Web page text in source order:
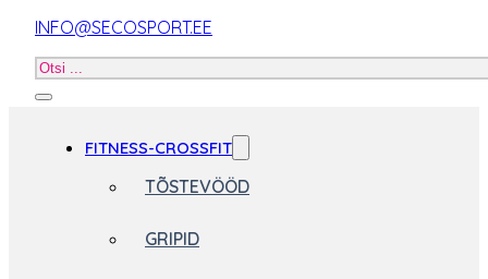
INFO@SECOSPORT.EE
Otsi
FITNESS-CROSSFIT
TÕSTEVÖÖD
GRIPID